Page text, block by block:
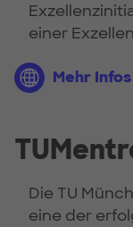
einer
Mehr
Die TU
eine der